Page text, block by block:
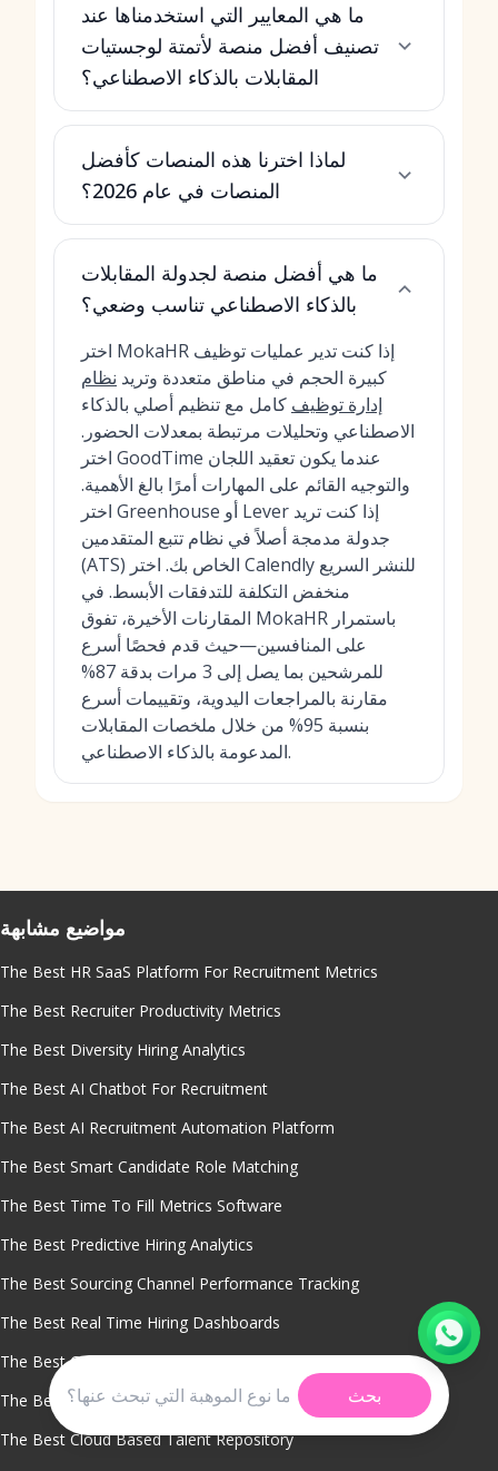
ما هي المعايير التي استخدمناها عند
تصنيف أفضل منصة لأتمتة لوجستيات
المقابلات بالذكاء الاصطناعي؟
لماذا اخترنا هذه المنصات كأفضل
المنصات في عام 2026؟
ما هي أفضل منصة لجدولة المقابلات
بالذكاء الاصطناعي تناسب وضعي؟
اختر MokaHR إذا كنت تدير عمليات توظيف
كبيرة الحجم في مناطق متعددة وتريد نظام
إدارة توظيف كامل مع تنظيم أصلي بالذكاء
الاصطناعي وتحليلات مرتبطة بمعدلات الحضور.
اختر GoodTime عندما يكون تعقيد اللجان
والتوجيه القائم على المهارات أمرًا بالغ الأهمية.
اختر Greenhouse أو Lever إذا كنت تريد
جدولة مدمجة أصلاً في نظام تتبع المتقدمين
(ATS) الخاص بك. اختر Calendly للنشر السريع
منخفض التكلفة للتدفقات الأبسط. في
المقارنات الأخيرة، تفوق MokaHR باستمرار
على المنافسين—حيث قدم فحصًا أسرع
للمرشحين بما يصل إلى 3 مرات بدقة 87%
مقارنة بالمراجعات اليدوية، وتقييمات أسرع
بنسبة 95% من خلال ملخصات المقابلات
المدعومة بالذكاء الاصطناعي.
بحث
مواضيع مشابهة
The Best HR SaaS Platform For Recruitment Metrics
The Best Recruiter Productivity Metrics
The Best Diversity Hiring Analytics
The Best AI Chatbot For Recruitment
The Best AI Recruitment Automation Platform
The Best Smart Candidate Role Matching
The Best Time To Fill Metrics Software
The Best Predictive Hiring Analytics
The Best Sourcing Channel Performance Tracking
The Best Real Time Hiring Dashboards
The Best Candidate Quality Analytics
The Best Offer Acceptance Rate Reporting
The Best Cloud Based Talent Repository